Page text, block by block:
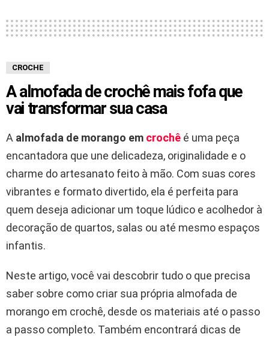
CROCHE
A almofada de crochê mais fofa que
vai transformar sua casa
A almofada de morango em crochê é uma peça
encantadora que une delicadeza, originalidade e o
charme do artesanato feito à mão. Com suas cores
vibrantes e formato divertido, ela é perfeita para
quem deseja adicionar um toque lúdico e acolhedor à
decoração de quartos, salas ou até mesmo espaços
infantis.
Neste artigo, você vai descobrir tudo o que precisa
saber sobre como criar sua própria almofada de
morango em crochê, desde os materiais até o passo
a passo completo. Também encontrará dicas de